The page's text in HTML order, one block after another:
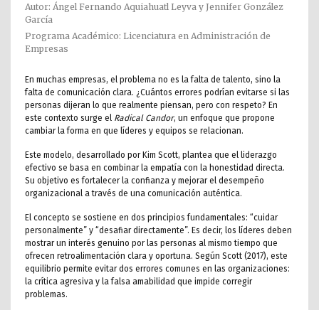
Autor: Ángel Fernando Aquiahuatl Leyva y Jennifer González
García
Programa Académico: Licenciatura en Administración de
Empresas
En muchas empresas, el problema no es la falta de talento, sino la
falta de comunicación clara. ¿Cuántos errores podrían evitarse si las
personas dijeran lo que realmente piensan, pero con respeto? En
este contexto surge el Radical Candor, un enfoque que propone
cambiar la forma en que líderes y equipos se relacionan.
Este modelo, desarrollado por Kim Scott, plantea que el liderazgo
efectivo se basa en combinar la empatía con la honestidad directa.
Su objetivo es fortalecer la confianza y mejorar el desempeño
organizacional a través de una comunicación auténtica.
El concepto se sostiene en dos principios fundamentales: “cuidar
personalmente” y “desafiar directamente”. Es decir, los líderes deben
mostrar un interés genuino por las personas al mismo tiempo que
ofrecen retroalimentación clara y oportuna. Según Scott (2017), este
equilibrio permite evitar dos errores comunes en las organizaciones:
la crítica agresiva y la falsa amabilidad que impide corregir
problemas.